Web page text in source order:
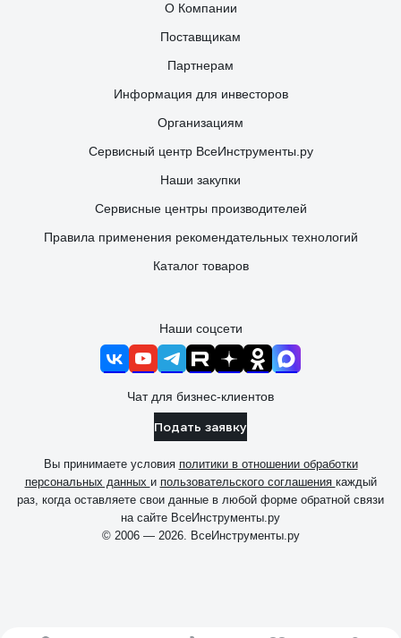
О Компании
Поставщикам
Партнерам
Информация для инвесторов
Организациям
Сервисный центр ВсеИнструменты.ру
Наши закупки
Сервисные центры производителей
Правила применения рекомендательных технологий
Каталог товаров
Наши соцсети
Чат для бизнес-клиентов
Подать заявку
Вы принимаете условия политики в отношении обработки
персональных данных и пользовательского соглашения каждый
раз, когда оставляете свои данные в любой форме обратной связи
на сайте ВсеИнструменты.ру
© 2006 — 2026. ВсеИнструменты.ру